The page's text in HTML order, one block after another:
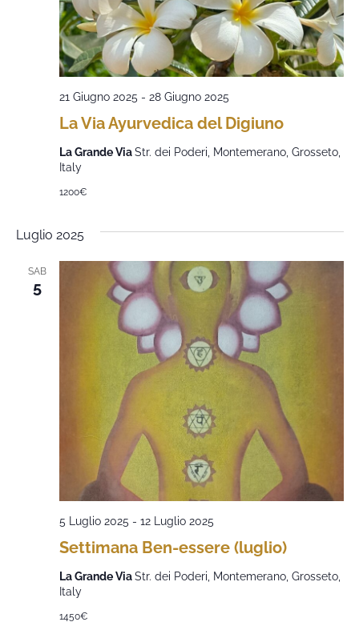
La Via Ayurvedica del Digiuno
21 Giugno 2025 - 28 Giugno 2025
La Grande ViaStr. dei Poderi, Montemerano, Grosseto,
Italy
1200€
Luglio 2025
SAB
5
Settimana Ben-essere (luglio)
5 Luglio 2025 - 12 Luglio 2025
La Grande ViaStr. dei Poderi, Montemerano, Grosseto,
Italy
1450€